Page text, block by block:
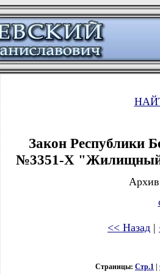
Закон Республики
№3351-X "Жилищный
Архив
<< Назад |
Страницы: Стр.1 |